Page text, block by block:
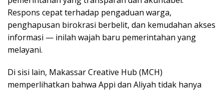
Respons cepat terhadap pengaduan warga,
penghapusan birokrasi berbelit, dan kemudahan akses
informasi — inilah wajah baru pemerintahan yang
melayani.
Di sisi lain, Makassar Creative Hub (MCH)
memperlihatkan bahwa Appi dan Aliyah tidak hanya